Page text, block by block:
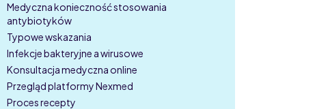
Medyczna konieczność stosowania
antybiotyków
Typowe wskazania
Infekcje bakteryjne a wirusowe
Konsultacja medyczna online
Przegląd platformy Nexmed
Proces recepty